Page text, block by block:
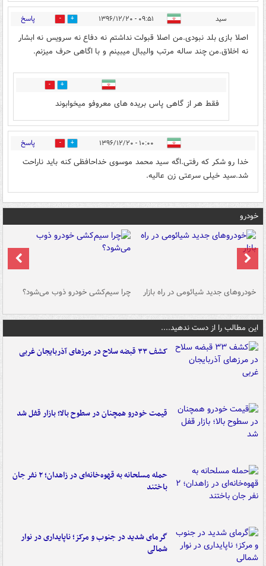
سید ۰۹:۵۱ - ۱۳۹۶/۱۲/۲۰ 6 پاسخ
اصلا بازی بلد نبودی.من اصلا قبولت نداشتم نه دفاع نه سرویس نه ابشار
نه اخلاق.من چند ساله مرتب والیبال میبینم و با اگاهی حرف میزنم.
2
فقط هر از گاهی پاس بریده های معروفو میخوابوند
۱۰:۰۰ - ۱۳۹۶/۱۲/۲۰ 0 پاسخ
خدا رو شکر که رفتی.اگه سید محمد موسوی خداحافظی کنه باید ناراحت
شد.سید خیلی سرعتی زن عالیه.
خودرو
خودروهای جدید شیائومی در راه بازار چرا سیم‌کشی خودرو ذوب می‌شود؟
این مطالب را از دست ندهید....
کشف ۳۳ قبضه سلاح در مرزهای آذربایجان غربی
قیمت خودرو همچنان در سطوح بالا؛ بازار قفل شد
حمله مسلحانه به قهوه‌خانه‌ای در زاهدان؛ ۲ نفر جان
باختند
گرمای شدید در جنوب و مرکز؛ ناپایداری در نوار
شمالی